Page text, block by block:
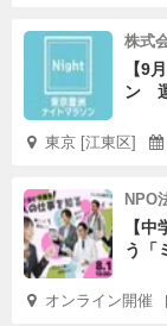
株式
【9
ン
東京 [江東区]
NPO
【
う「
オンライン開催